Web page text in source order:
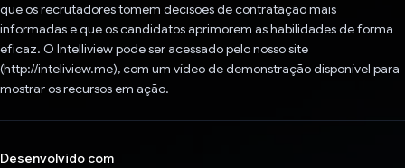
que os recrutadores tomem decisões de contratação mais
informadas e que os candidatos aprimorem as habilidades de forma
eficaz. O Intelliview pode ser acessado pelo nosso site
(http://inteliview.me), com um vídeo de demonstração disponível para
mostrar os recursos em ação.
Desenvolvido com